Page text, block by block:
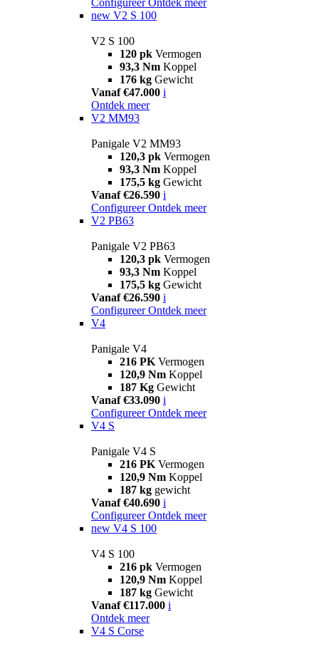
new V2 S 100
V2 S 100
120 pk Vermogen
93,3 Nm Koppel
176 kg Gewicht
Vanaf €47.000 i
Ontdek meer
V2 MM93
Panigale V2 MM93
120,3 pk Vermogen
93,3 Nm Koppel
175,5 kg Gewicht
Vanaf €26.590 i
Configureer Ontdek meer
V2 PB63
Panigale V2 PB63
120,3 pk Vermogen
93,3 Nm Koppel
175,5 kg Gewicht
Vanaf €26.590 i
Configureer Ontdek meer
V4
Panigale V4
216 PK Vermogen
120,9 Nm Koppel
187 Kg Gewicht
Vanaf €33.090 i
Configureer Ontdek meer
V4 S
Panigale V4 S
216 PK Vermogen
120,9 Nm Koppel
187 kg gewicht
Vanaf €40.690 i
Configureer Ontdek meer
new V4 S 100
V4 S 100
216 pk Vermogen
120,9 Nm Koppel
187 kg Gewicht
Vanaf €117.000 i
Ontdek meer
V4 S Corse